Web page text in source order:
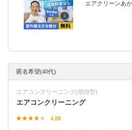
エアクリーンあ
匿名希望(40代)
エアコンクリーニング(壁掛型)
エアコンクリーニング
4.00